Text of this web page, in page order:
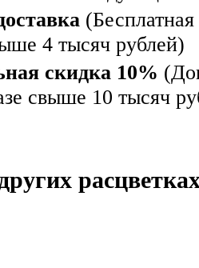
4 тысяч рублей)
скидка 10%
свыше 10 тысяч